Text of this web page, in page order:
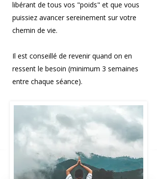
libérant de tous vos "poids" et que vous
puissiez avancer sereinement sur votre
chemin de vie.
Il est conseillé de revenir quand on en
ressent le besoin (minimum 3 semaines
entre chaque séance).